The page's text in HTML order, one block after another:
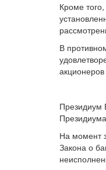
Кроме
В
Президиум
На момент
Закона о